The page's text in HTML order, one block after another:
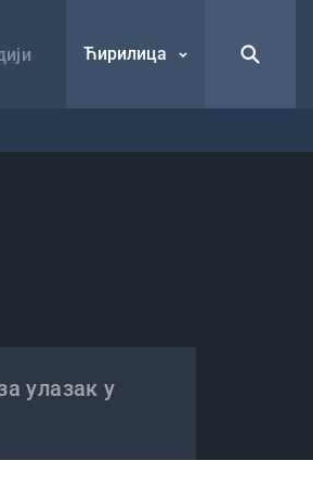
Ћирилица
улазак у